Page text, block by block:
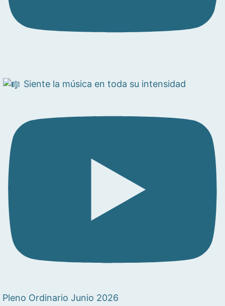
Siente la música en toda su intensidad
Pleno Ordinario Junio 2026